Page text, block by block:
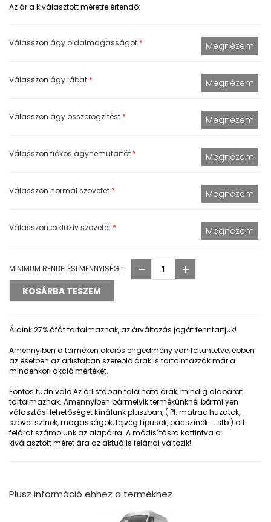
Az ár a kiválasztott méretre értendő:
Válasszon ágy oldalmagasságot *
Válasszon ágy lábat *
Válasszon ágy összerögzítést *
Válasszon fiókos ágyneműtartót *
Válasszon normál szövetet *
Válasszon exkluzív szövetet *
MINIMUM RENDELÉSI MENNYISÉG :
Áraink 27% áfát tartalmaznak, az árváltozás jogát fenntartjuk!
Amennyiben a terméken akciós engedmény van feltüntetve, ebben
az esetben az árlistában szereplő árak is tartalmazzák már a
mindenkori akció mértékét.
Fontos tudnivalóAz árlistában található árak, mindig alapárat
tartalmaznak. Amennyiben bármelyik termékünknél bármilyen
választási lehetőséget kínálunk pluszban, ( Pl: matrac huzatok,
szövet színek, magasságok, fejvég típusok, pácszínek …. stb ) ott
felárat számolunk az alapárra. A módisításra kattintva a
kiválasztott méret ára az aktuális felárral változik!
Plusz információ ehhez a termékhez